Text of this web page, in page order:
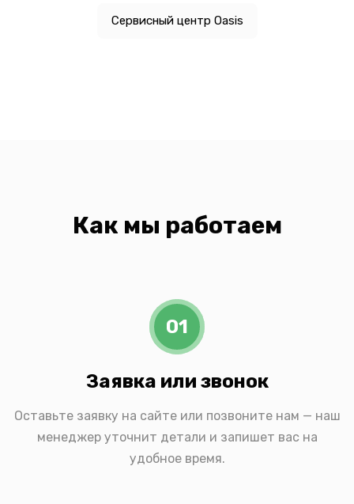
Сервисный центр Oasis
Как мы работаем
01
Заявка или звонок
Оставьте заявку на сайте или позвоните нам — наш
менеджер уточнит детали и запишет вас на
удобное время.